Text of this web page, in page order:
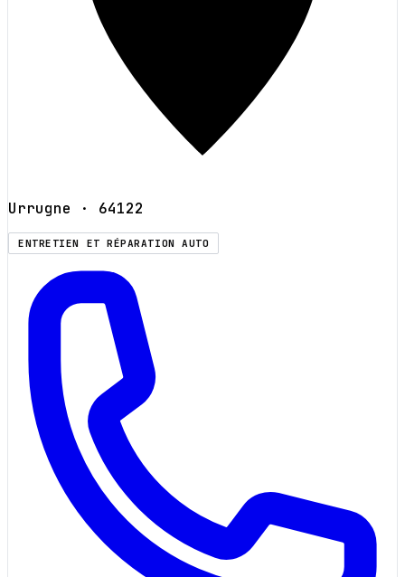
Urrugne · 64122
ENTRETIEN ET RÉPARATION AUTO